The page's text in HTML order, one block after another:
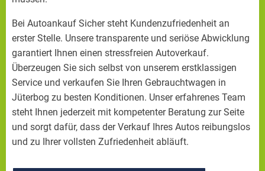
Bei Autoankauf Sicher steht Kundenzufriedenheit an
erster Stelle. Unsere transparente und seriöse Abwicklung
garantiert Ihnen einen stressfreien Autoverkauf.
Überzeugen Sie sich selbst von unserem erstklassigen
Service und verkaufen Sie Ihren Gebrauchtwagen in
Jüterbog zu besten Konditionen. Unser erfahrenes Team
steht Ihnen jederzeit mit kompetenter Beratung zur Seite
und sorgt dafür, dass der Verkauf Ihres Autos reibungslos
und zu Ihrer vollsten Zufriedenheit abläuft.